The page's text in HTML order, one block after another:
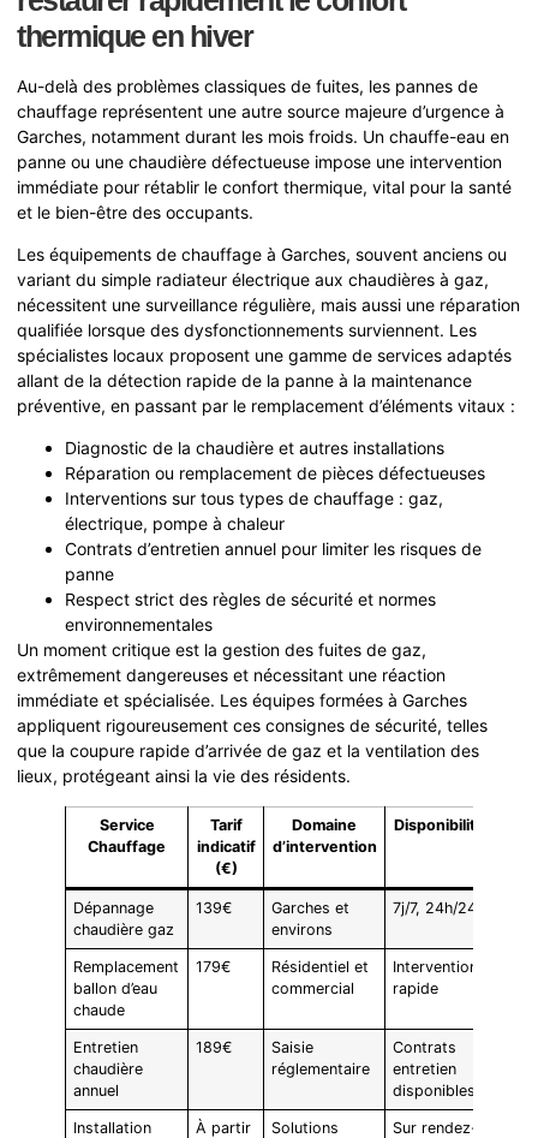
thermique en hiver
Au-delà des problèmes classiques de fuites, les pannes de
chauffage représentent une autre source majeure d’urgence à
Garches, notamment durant les mois froids. Un chauffe-eau en
panne ou une chaudière défectueuse impose une intervention
immédiate pour rétablir le confort thermique, vital pour la santé
et le bien-être des occupants.
Les équipements de chauffage à Garches, souvent anciens ou
variant du simple radiateur électrique aux chaudières à gaz,
nécessitent une surveillance régulière, mais aussi une réparation
qualifiée lorsque des dysfonctionnements surviennent. Les
spécialistes locaux proposent une gamme de services adaptés
allant de la détection rapide de la panne à la maintenance
préventive, en passant par le remplacement d’éléments vitaux :
Diagnostic de la chaudière et autres installations
Réparation ou remplacement de pièces défectueuses
Interventions sur tous types de chauffage : gaz,
électrique, pompe à chaleur
Contrats d’entretien annuel pour limiter les risques de
panne
Respect strict des règles de sécurité et normes
environnementales
Un moment critique est la gestion des fuites de gaz,
extrêmement dangereuses et nécessitant une réaction
immédiate et spécialisée. Les équipes formées à Garches
appliquent rigoureusement ces consignes de sécurité, telles
que la coupure rapide d’arrivée de gaz et la ventilation des
lieux, protégeant ainsi la vie des résidents.
Service
Chauffage
Tarif
indicatif
(€)
Domaine
d’intervention
Disponibilité
Dépannage
chaudière gaz
139€
Garches et
environs
7j/7, 24h/24
Remplacement
ballon d’eau
chaude
179€
Résidentiel et
commercial
Intervention
rapide
Entretien
chaudière
annuel
189€
Saisie
réglementaire
Contrats
entretien
disponibles
Installation
À partir
Solutions
Sur rendez-